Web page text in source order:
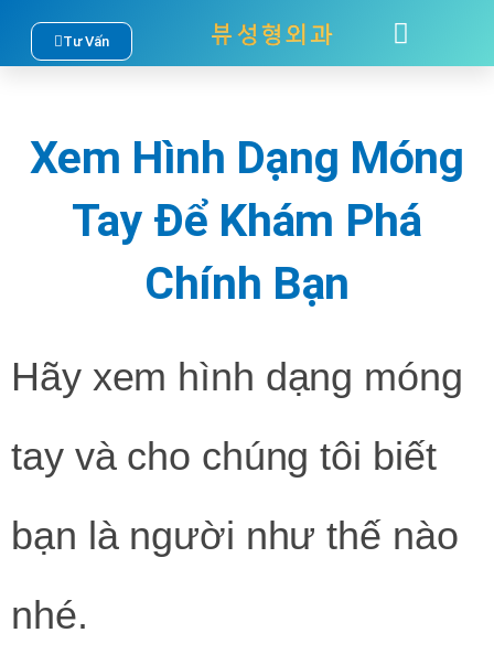
Nhảy
tới
nội
Tư Vấn
Xem Hình Dạng Móng
Tay Để Khám Phá
Chính Bạn
Hãy xem hình dạng móng
tay và cho chúng tôi biết
bạn là người như thế nào
nhé.